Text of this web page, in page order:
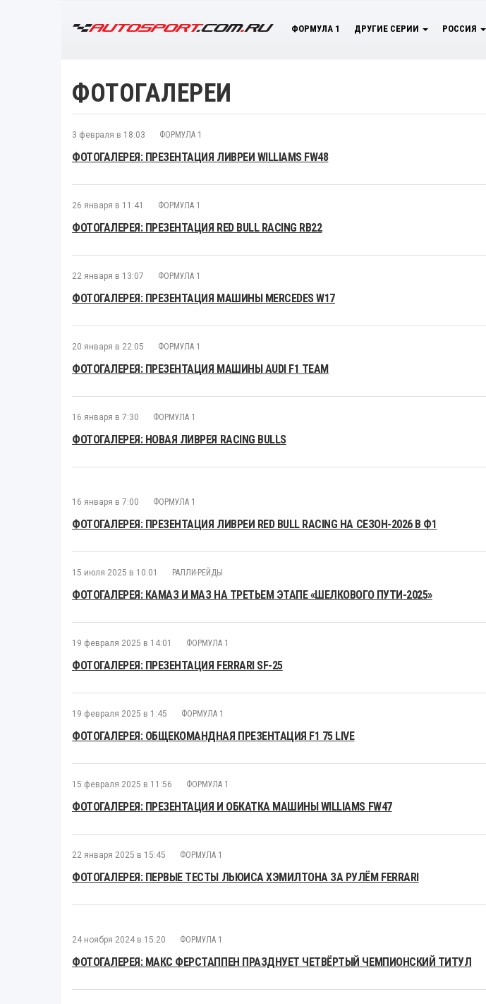
ФОРМУЛА 1 ДРУГИЕ СЕРИИ РОССИЯ
ФОТОГАЛЕРЕИ
3 февраля в 18:03 ФОРМУЛА 1
ФОТОГАЛЕРЕЯ: ПРЕЗЕНТАЦИЯ ЛИВРЕИ WILLIAMS FW48
26 января в 11:41 ФОРМУЛА 1
ФОТОГАЛЕРЕЯ: ПРЕЗЕНТАЦИЯ RED BULL RACING RB22
22 января в 13:07 ФОРМУЛА 1
ФОТОГАЛЕРЕЯ: ПРЕЗЕНТАЦИЯ МАШИНЫ MERCEDES W17
20 января в 22:05 ФОРМУЛА 1
ФОТОГАЛЕРЕЯ: ПРЕЗЕНТАЦИЯ МАШИНЫ AUDI F1 TEAM
16 января в 7:30 ФОРМУЛА 1
ФОТОГАЛЕРЕЯ: НОВАЯ ЛИВРЕЯ RACING BULLS
16 января в 7:00 ФОРМУЛА 1
ФОТОГАЛЕРЕЯ: ПРЕЗЕНТАЦИЯ ЛИВРЕИ RED BULL RACING НА СЕЗОН-2026 В Ф1
15 июля 2025 в 10:01 РАЛЛИ-РЕЙДЫ
ФОТОГАЛЕРЕЯ: КАМАЗ И МАЗ НА ТРЕТЬЕМ ЭТАПЕ «ШЕЛКОВОГО ПУТИ-2025»
19 февраля 2025 в 14:01 ФОРМУЛА 1
ФОТОГАЛЕРЕЯ: ПРЕЗЕНТАЦИЯ FERRARI SF-25
19 февраля 2025 в 1:45 ФОРМУЛА 1
ФОТОГАЛЕРЕЯ: ОБЩЕКОМАНДНАЯ ПРЕЗЕНТАЦИЯ F1 75 LIVE
15 февраля 2025 в 11:56 ФОРМУЛА 1
ФОТОГАЛЕРЕЯ: ПРЕЗЕНТАЦИЯ И ОБКАТКА МАШИНЫ WILLIAMS FW47
22 января 2025 в 15:45 ФОРМУЛА 1
ФОТОГАЛЕРЕЯ: ПЕРВЫЕ ТЕСТЫ ЛЬЮИСА ХЭМИЛТОНА ЗА РУЛЁМ FERRARI
24 ноября 2024 в 15:20 ФОРМУЛА 1
ФОТОГАЛЕРЕЯ: МАКС ФЕРСТАППЕН ПРАЗДНУЕТ ЧЕТВЁРТЫЙ ЧЕМПИОНСКИЙ ТИТУЛ